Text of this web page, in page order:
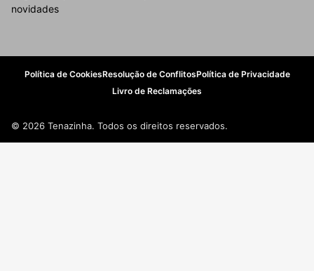
novidades
Política de CookiesResolução de ConflitosPolítica de Privacidade
Livro de Reclamações
© 2026 Tenazinha. Todos os direitos reservados.